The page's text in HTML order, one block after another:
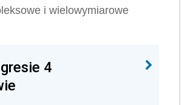
i wielowymiarowe
4